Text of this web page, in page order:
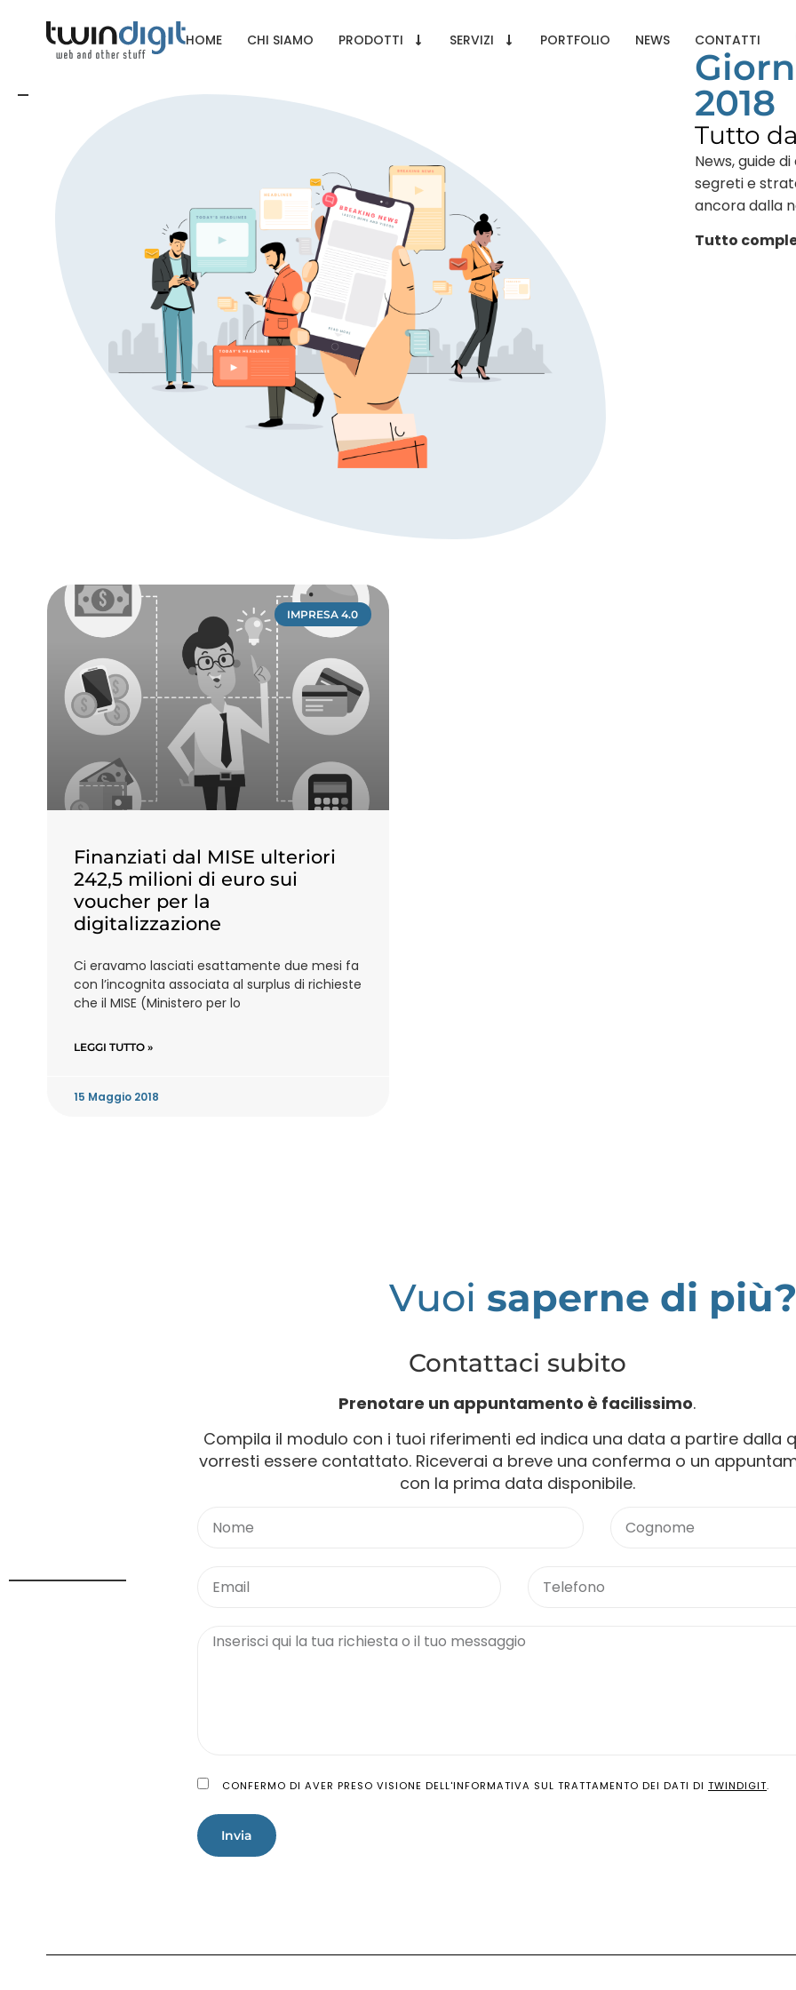
HOME CHI SIAMO PRODOTTI SERVIZI PORTFOLIO NEWS CONTATTI
2018
Tutto
News, guide
segreti e
ancora dalla
Tutto
IMPRESA 4.0
Finanziati dal MISE ulteriori
242,5 milioni di euro sui
voucher per la
digitalizzazione
Ci eravamo lasciati esattamente due mesi fa
con l’incognita associata al surplus di richieste
che il MISE (Ministero per lo
LEGGI TUTTO »
15 Maggio 2018
Vuoi
Contattaci subito
Prenotare un appuntamento è facilissimo.
Compila il modulo con i tuoi riferimenti ed indica una data a partire dalla
vorresti essere contattato. Riceverai a breve una conferma o un
con la prima data disponibile.
CONFERMO DI AVER PRESO VISIONE DELL'INFORMATIVA SUL TRATTAMENTO DEI DATI DI TWINDIGIT.
Invia